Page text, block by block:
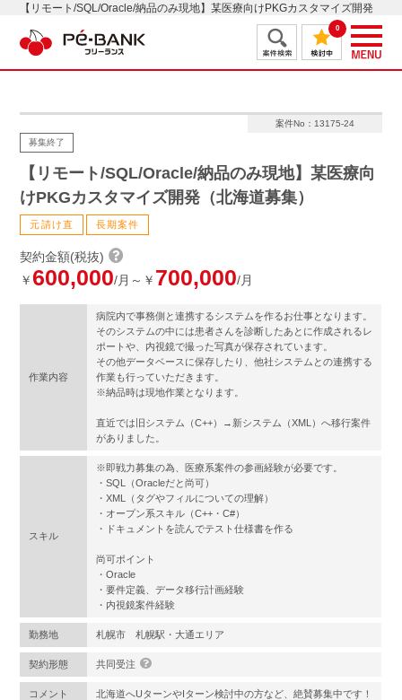
【リモート/SQL/Oracle/納品のみ現地】某医療向けPKGカスタマイズ開発
0
案件No：13175-24
募集終了
【リモート/SQL/Oracle/納品のみ現地】某医療向
けPKGカスタマイズ開発（北海道募集）
元請け直 長期案件
契約金額(税抜)
￥ 600,000/月～￥ 700,000/月
作業内容
病院内で事務側と連携するシステムを作るお仕事となります。
そのシステムの中には患者さんを診断したあとに作成されるレ
ポートや、内視鏡で撮った写真が保存されています。
その他データベースに保存したり、他社システムとの連携する
作業も行っていただきます。
※納品時は現地作業となります。
直近では旧システム（C++）→新システム（XML）へ移行案件
がありました。
スキル
※即戦力募集の為、医療系案件の参画経験が必要です。
・SQL（Oracleだと尚可）
・XML（タグやフィルについての理解）
・オープン系スキル（C++・C#）
・ドキュメントを読んでテスト仕様書を作る
尚可ポイント
・Oracle
・要件定義、データ移行計画経験
・内視鏡案件経験
勤務地 札幌市 札幌駅・大通エリア
契約形態 共同受注
コメント 北海道へUターンやIターン検討中の方など、絶賛募集中です！